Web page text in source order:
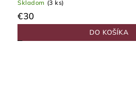
Skladom (3 ks)
€30
DO KOŠÍKA